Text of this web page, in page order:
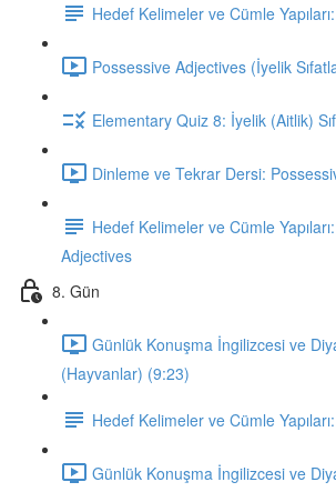
Hedef Kelimeler ve Cümle
Possessive Adjectives (İyelik
Elementary Quiz 8: İyelik (Aitlik)
Dinleme ve Tekrar Dersi:
Hedef Kelimeler ve Cümle
Adjectives
8. Gün
Günlük Konuşma İngilizcesi ve
(Hayvanlar) (9:23)
Hedef Kelimeler ve Cümle
Günlük Konuşma İngilizcesi ve